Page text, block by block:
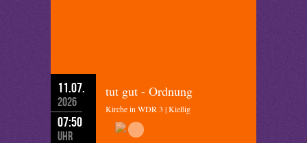
11.07.
2026
07:50
Uhr
tut gut - Ordnung
Kirche in WDR 3 | Kießig